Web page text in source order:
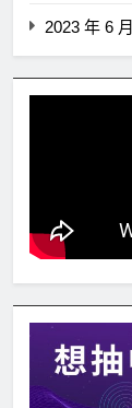
2023 年 6 月